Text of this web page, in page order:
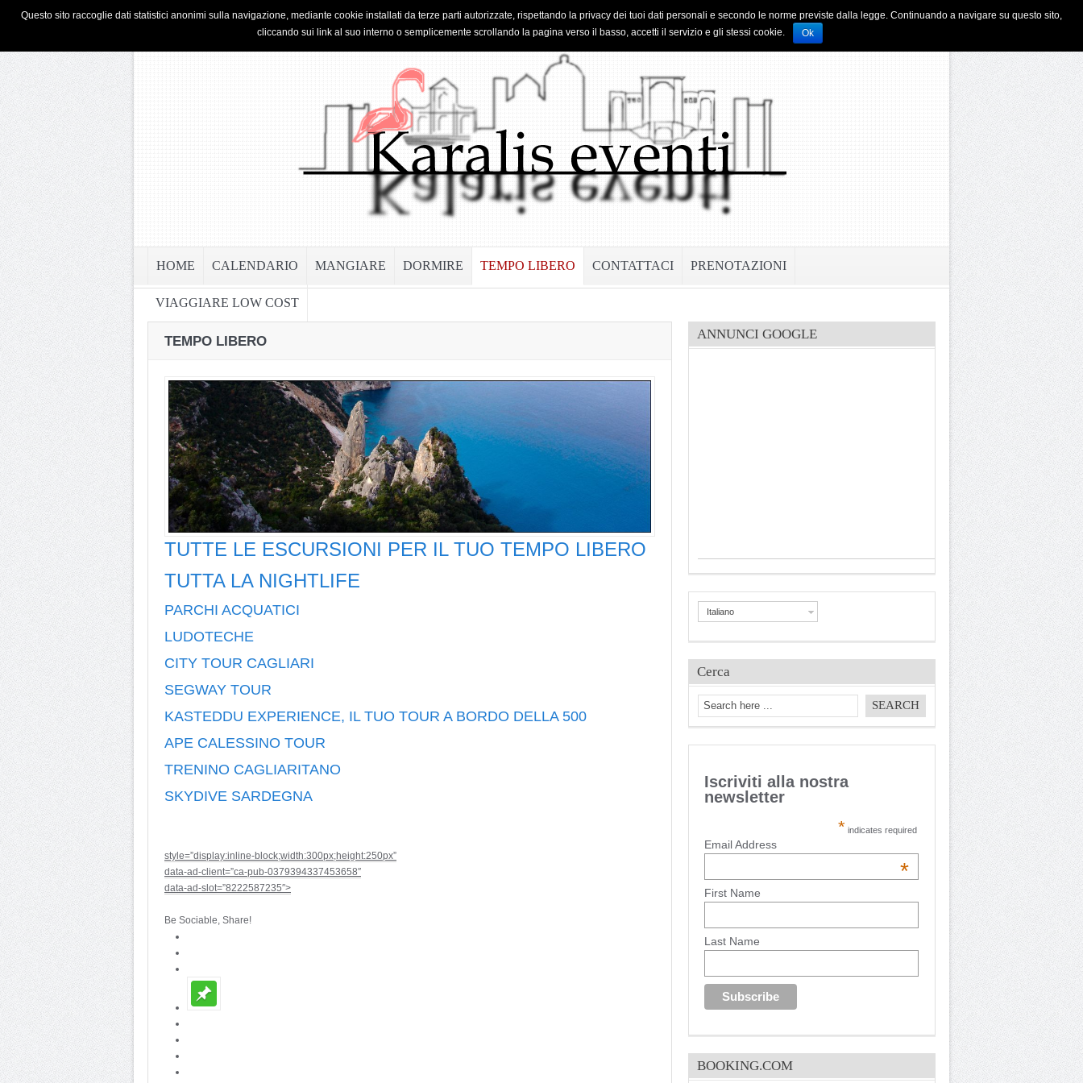
HOME PRIVACY & COOKIE POLICY
HOME CALENDARIO MANGIARE DORMIRE TEMPO LIBERO CONTATTACI PRENOTAZIONI
VIAGGIARE LOW COST
TEMPO LIBERO
TUTTE LE ESCURSIONI PER IL TUO TEMPO LIBERO
TUTTA LA NIGHTLIFE
PARCHI ACQUATICI
LUDOTECHE
CITY TOUR CAGLIARI
SEGWAY TOUR
KASTEDDU EXPERIENCE, IL TUO TOUR A BORDO DELLA 500
APE CALESSINO TOUR
TRENINO CAGLIARITANO
SKYDIVE SARDEGNA
style=”display:inline-block;width:300px;height:250px”
data-ad-client=”ca-pub-0379394337453658″
data-ad-slot=”8222587235″>
Be Sociable, Share!
ANNUNCI GOOGLE
Italiano
Cerca
Iscriviti alla nostra
newsletter
* indicates required
Email Address
*
First Name
Last Name
BOOKING.COM
Questo sito raccoglie dati statistici anonimi sulla navigazione, mediante cookie installati da terze parti autorizzate, rispettando la privacy dei tuoi dati personali e secondo le norme previste dalla legge. Continuando a navigare su questo sito,
cliccando sui link al suo interno o semplicemente scrollando la pagina verso il basso, accetti il servizio e gli stessi cookie.
Ok